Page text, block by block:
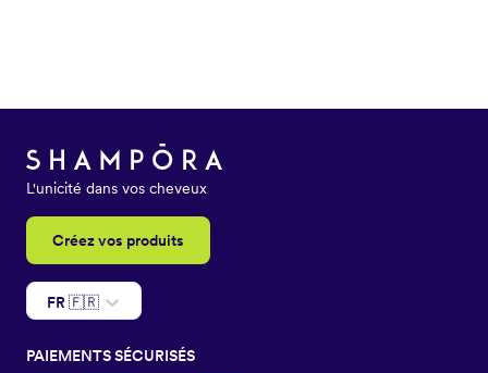
L'unicité dans vos cheveux
Créez vos produits
FR 🇫🇷
PAIEMENTS SÉCURISÉS